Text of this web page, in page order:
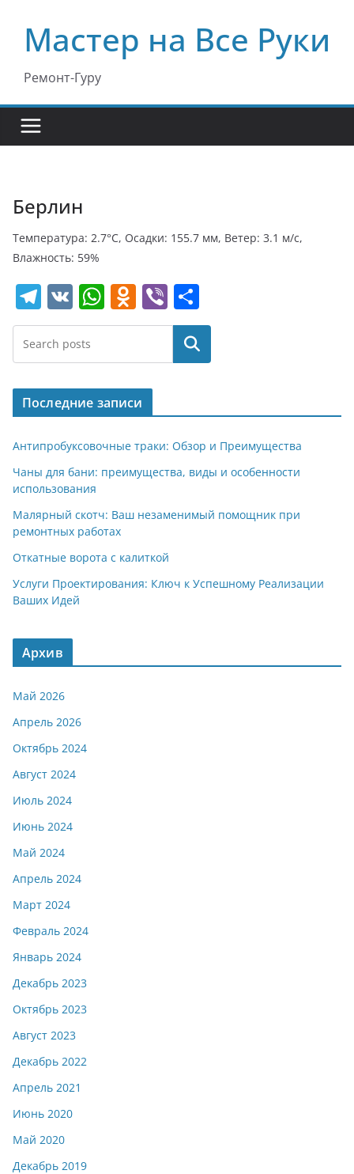
содержимому
Мастер на Все Руки
Ремонт-Гуру
Берлин
Температура: 2.7°C, Осадки: 155.7 мм, Ветер: 3.1 м/с,
Влажность: 59%
T
el
e
gr
a
m
V
K
W
h
s
A
p
p
O
d
o
kl
a
ss
ni
Vi
b
er
т
п
р
в
и
т
Поиск
Последние записи
Антипробуксовочные траки: Обзор и Преимущества
Чаны для бани: преимущества, виды и особенности
использования
Малярный скотч: Ваш незаменимый помощник при
ремонтных работах
Откатные ворота с калиткой
Услуги Проектирования: Ключ к Успешному Реализации
Ваших Идей
Архив
Май 2026
Апрель 2026
Октябрь 2024
Август 2024
Июль 2024
Июнь 2024
Май 2024
Апрель 2024
Март 2024
Февраль 2024
Январь 2024
Декабрь 2023
Октябрь 2023
Август 2023
Декабрь 2022
Апрель 2021
Июнь 2020
Май 2020
Декабрь 2019